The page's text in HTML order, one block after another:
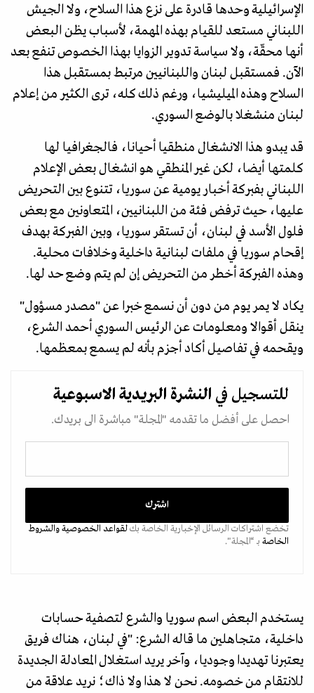
الإسرائيلية وحدها قادرة على نزع هذا السلاح، ولا الجيش
اللبناني مستعد للقيام بهذه المهمة، لأسباب يظن البعض
أنها محقّة، ولا سياسة تدوير الزوايا بهذا الخصوص تنفع بعد
الآن. فمستقبل لبنان واللبنانيين مرتبط بمستقبل هذا
السلاح وهذه الميليشيا، ورغم ذلك كله، ترى الكثير من إعلام
لبنان منشغلا بالوضع السوري.
قد يبدو هذا الانشغال منطقيا أحيانا، فالجغرافيا لها
كلمتها أيضا، لكن غير المنطقي هو انشغال بعض الإعلام
اللبناني بفبركة أخبار يومية عن سوريا، تتنوع بين التحريض
عليها، حيث ترفض فئة من اللبنانيين، المتعاونين مع بعض
فلول الأسد في لبنان، أن تستقر سوريا، وبين الفبركة بهدف
إقحام سوريا في ملفات لبنانية داخلية وخلافات محلية.
وهذه الفبركة أخطر من التحريض إن لم يتم وضع حد لها.
يكاد لا يمر يوم من دون أن نسمع خبرا عن "مصدر مسؤول"
ينقل أقوالا ومعلومات عن الرئيس السوري أحمد الشرع،
ويقحمه في تفاصيل أكاد أجزم بأنه لم يسمع بمعظمها.
للتسجيل في النشرة البريدية الاسبوعية
احصل على أفضل ما تقدمه "المجلة" مباشرة الى بريدك.
تخضع اشتراكات الرسائل الإخبارية الخاصة بكلقواعد الخصوصيةوالشروط
الخاصة بـ “المجلة".
يستخدم البعض اسم سوريا والشرع لتصفية حسابات
داخلية، متجاهلين ما قاله الشرع: "في لبنان، هناك فريق
يعتبرنا تهديدا وجوديا، وآخر يريد استغلال المعادلة الجديدة
للانتقام من خصومه. نحن لا هذا ولا ذاك؛ نريد علاقة من